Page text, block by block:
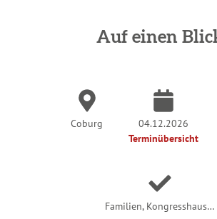
Auf einen
Coburg
04.12.2026
Terminübersicht
Familien, Kongresshaus…